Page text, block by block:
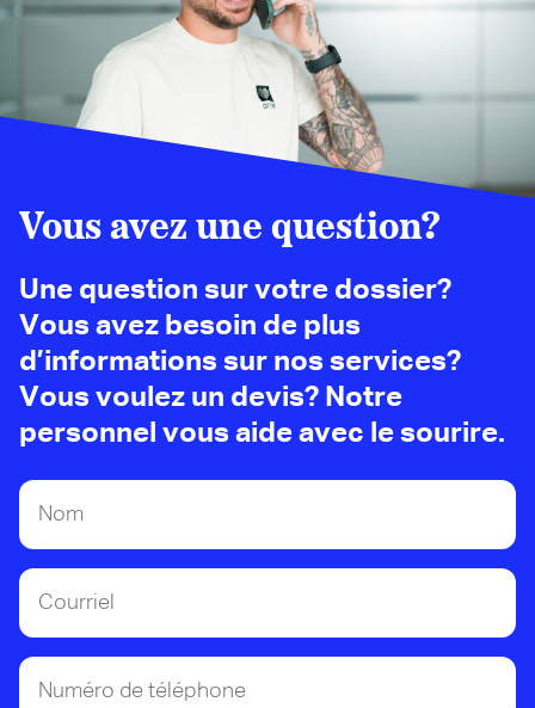
Vous avez une question?
Une question sur votre dossier?
Vous avez besoin de plus
d’informations sur nos services?
Vous voulez un devis? Notre
personnel vous aide avec le sourire.